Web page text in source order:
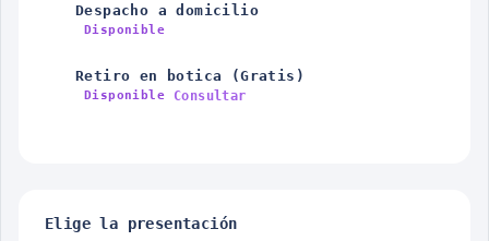
Despacho a domicilio
Disponible
Retiro en botica (Gratis)
Disponible Consultar
Elige la presentación